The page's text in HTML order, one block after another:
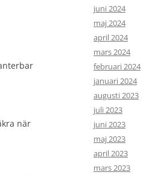
när
juni 2024
maj 2024
april 2024
mars 2024
februari 2024
januari 2024
augusti 2023
juli 2023
juni 2023
maj 2023
april 2023
mars 2023